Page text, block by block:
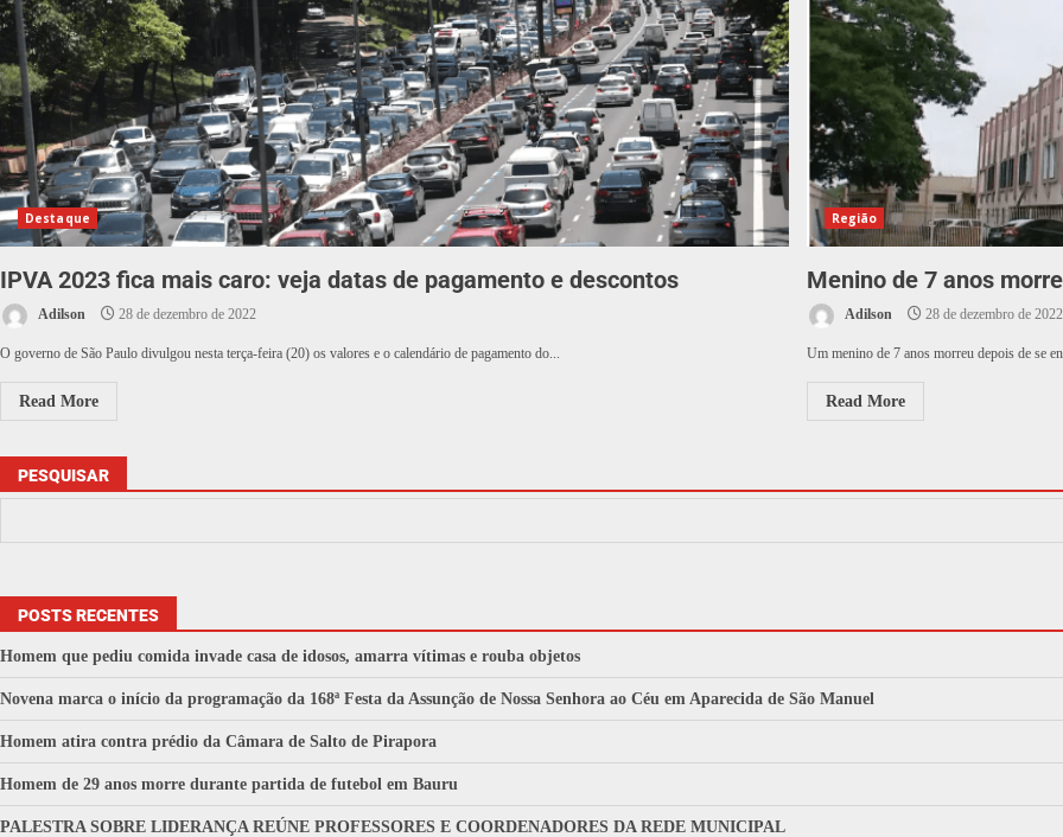
Destaque
IPVA 2023 fica mais caro: veja datas de pagamento e descontos
Adilson 28 de dezembro de 2022
O governo de São Paulo divulgou nesta terça-feira (20) os valores e o calendário de pagamento do...
Read More
Região
Menino de 7 anos
Adilson 28 de dezembro de 2022
Um menino de 7 anos morreu depois de se
Read More
PESQUISAR
POSTS RECENTES
Homem que pediu comida invade casa de idosos, amarra vítimas e rouba objetos
Novena marca o início da programação da 168ª Festa da Assunção de Nossa Senhora ao Céu em Aparecida de São Manuel
Homem atira contra prédio da Câmara de Salto de Pirapora
Homem de 29 anos morre durante partida de futebol em Bauru
PALESTRA SOBRE LIDERANÇA REÚNE PROFESSORES E COORDENADORES DA REDE MUNICIPAL